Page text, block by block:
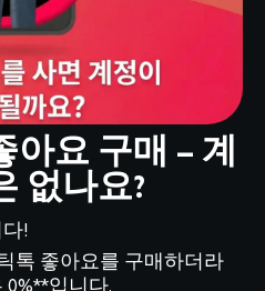
아요 구매 – 계
없나요?
!
톡 좋아요를 구매하더라
입니다.